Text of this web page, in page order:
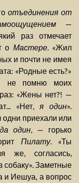
отъединения от
—
раз отмечает
о Мастере. «Жил
и почти не имея
«Родные есть?»
не помню моих
«Жены нет?! —
«Нет, я один».
одни приехали или
один, — горько
Пилату. «Ты
же, согласись,
собаку». Заметные
и Иешуа, а вопрос